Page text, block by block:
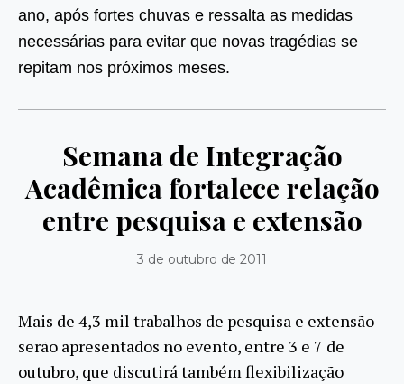
ano, após fortes chuvas e ressalta as medidas
necessárias para evitar que novas tragédias se
repitam nos próximos meses.
Semana de Integração
Acadêmica fortalece relação
entre pesquisa e extensão
3 de outubro de 2011
Mais de 4,3 mil trabalhos de pesquisa e extensão
serão apresentados no evento, entre 3 e 7 de
outubro, que discutirá também flexibilização